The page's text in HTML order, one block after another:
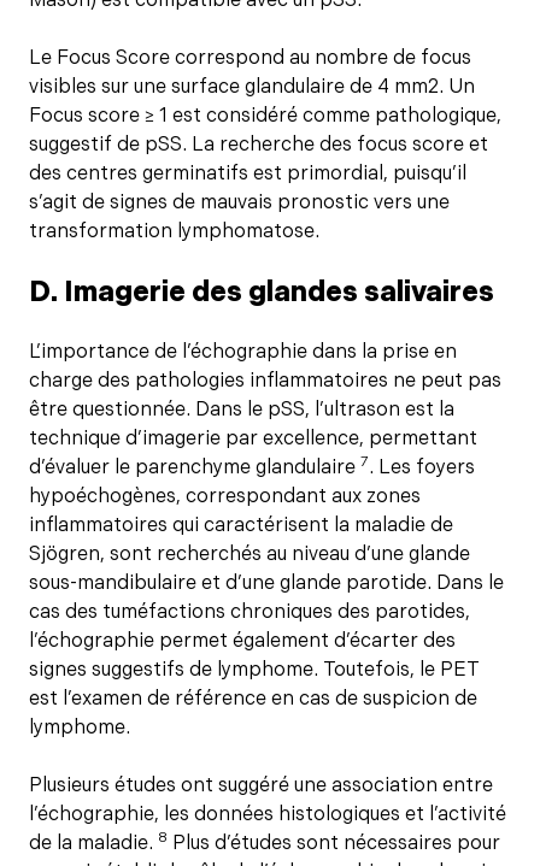
Le Focus Score correspond au nombre de focus
visibles sur une surface glandulaire de 4 mm2. Un
Focus score ≥ 1 est considéré comme pathologique,
suggestif de pSS. La recherche des focus score et
des centres germinatifs est primordial, puisqu’il
s’agit de signes de mauvais pronostic vers une
transformation lymphomatose.
D. Imagerie des glandes salivaires
L’importance de l’échographie dans la prise en
charge des pathologies inflammatoires ne peut pas
être questionnée. Dans le pSS, l’ultrason est la
technique d’imagerie par excellence, permettant
d’évaluer le parenchyme glandulaire 7. Les foyers
hypoéchogènes, correspondant aux zones
inflammatoires qui caractérisent la maladie de
Sjögren, sont recherchés au niveau d’une glande
sous-mandibulaire et d’une glande parotide. Dans le
cas des tuméfactions chroniques des parotides,
l’échographie permet également d’écarter des
signes suggestifs de lymphome. Toutefois, le PET
est l’examen de référence en cas de suspicion de
lymphome.
Plusieurs études ont suggéré une association entre
l’échographie, les données histologiques et l’activité
de la maladie. 8 Plus d’études sont nécessaires pour